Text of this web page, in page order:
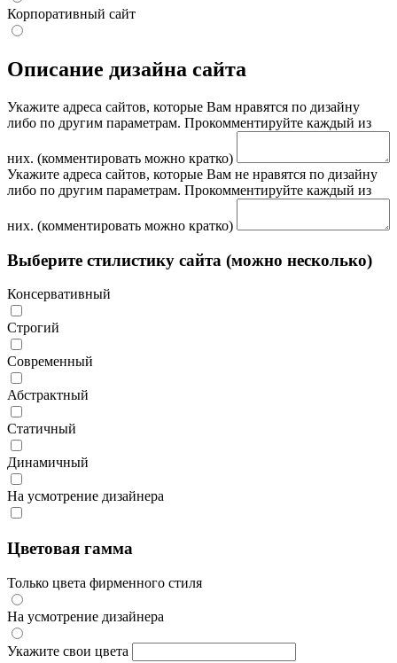
Корпоративный сайт
Описание дизайна сайта
Укажите адреса сайтов, которые Вам нравятся по дизайну
либо по другим параметрам. Прокомментируйте каждый из
них. (комментировать можно кратко)
Укажите адреса сайтов, которые Вам не нравятся по дизайну
либо по другим параметрам. Прокомментируйте каждый из
них. (комментировать можно кратко)
Выберите стилистику сайта (можно несколько)
Консервативный
Строгий
Современный
Абстрактный
Статичный
Динамичный
На усмотрение дизайнера
Цветовая гамма
Только цвета фирменного стиля
На усмотрение дизайнера
Укажите свои цвета